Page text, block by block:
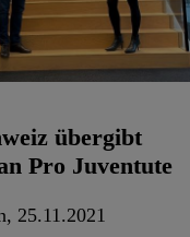
übergibt
Pro Juventute
25.11.2021